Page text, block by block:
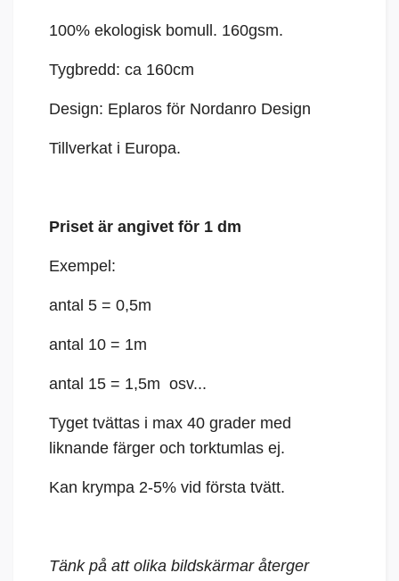
100% ekologisk bomull. 160gsm.
Tygbredd: ca 160cm
Design: Eplaros för Nordanro Design
Tillverkat i Europa.
Priset är angivet för 1 dm
Exempel:
antal 5 = 0,5m
antal 10 = 1m
antal 15 = 1,5m osv...
Tyget tvättas i max 40 grader med
liknande färger och torktumlas ej.
Kan krympa 2-5% vid första tvätt.
Tänk på att olika bildskärmar återger